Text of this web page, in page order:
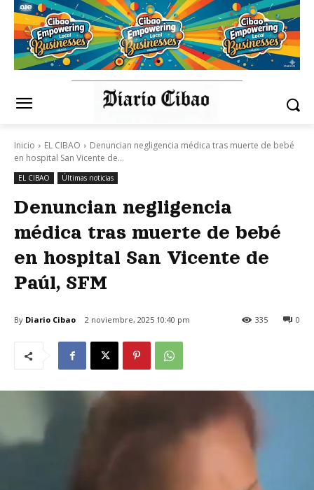
Inicio EL CIBAO
Denuncian negligencia médica tras muerte de bebé
en hospital San Vicente de...
EL CIBAO Últimas noticias
Denuncian negligencia
médica tras muerte de bebé
en hospital San Vicente de
Paúl, SFM
By Diario Cibao 2 noviembre, 2025 10:40 pm 0
335